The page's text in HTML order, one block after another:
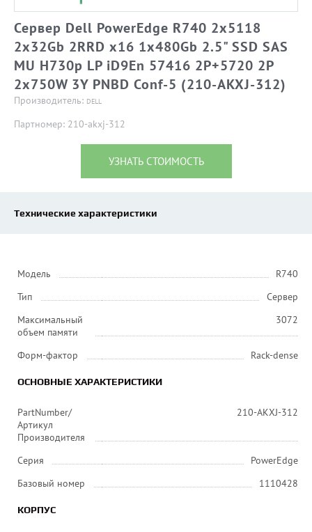
Сервер Dell PowerEdge R740 2x5118
2x32Gb 2RRD x16 1x480Gb 2.5" SSD SAS
MU H730p LP iD9En 57416 2P+5720 2P
2x750W 3Y PNBD Conf-5 (210-AKXJ-312)
Производитель: DELL
Партномер: 210-akxj-312
УЗНАТЬ СТОИМОСТЬ
Технические характеристики
Модель
R740
Тип
Сервер
Максимальный
объем памяти
3072
Форм-фактор Rack-dense
ОСНОВНЫЕ ХАРАКТЕРИСТИКИ
PartNumber/
Артикул
Производителя
210-AKXJ-312
Серия
PowerEdge
Базовый номер
1110428
КОРПУС